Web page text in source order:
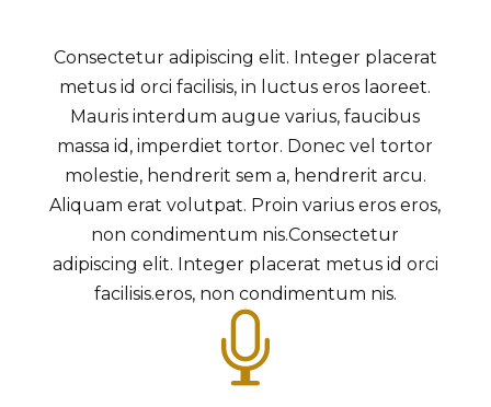
Consectetur adipiscing elit. Integer placerat
metus id orci facilisis, in luctus eros laoreet.
Mauris interdum augue varius, faucibus
massa id, imperdiet tortor. Donec vel tortor
molestie, hendrerit sem a, hendrerit arcu.
Aliquam erat volutpat. Proin varius eros eros,
non condimentum nis.Consectetur
adipiscing elit. Integer placerat metus id orci
facilisis.eros, non condimentum nis.
